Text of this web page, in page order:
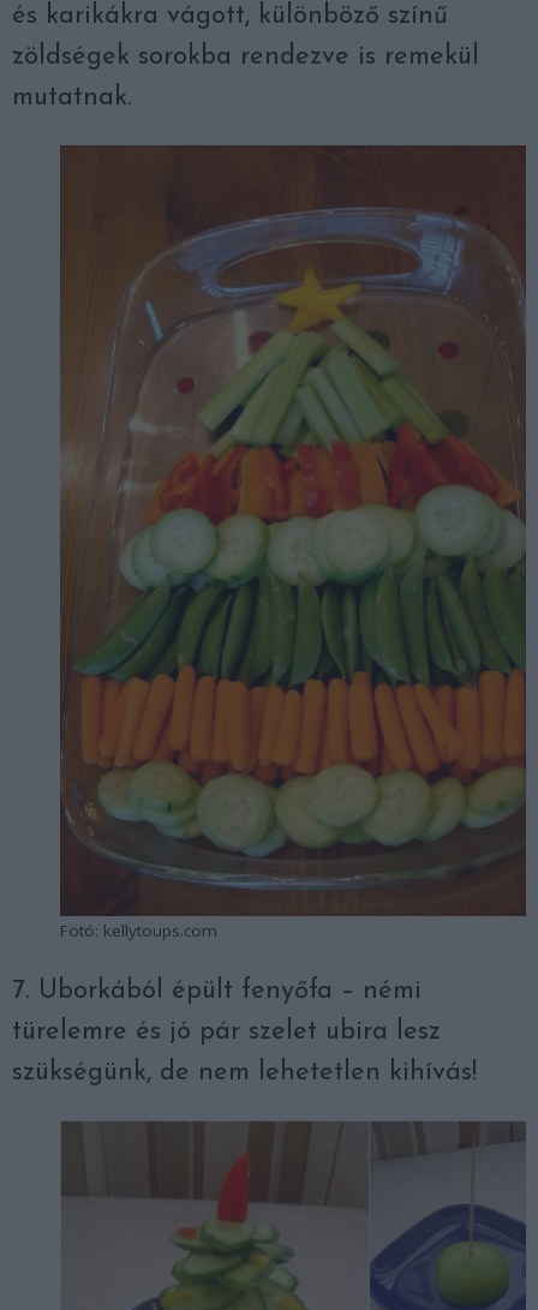
és karikákra vágott, különböző színű
zöldségek sorokba rendezve is remekül
mutatnak.
Fotó: kellytoups.com
7. Uborkából épült fenyőfa – némi
türelemre és jó pár szelet ubira lesz
szükségünk, de nem lehetetlen kihívás!